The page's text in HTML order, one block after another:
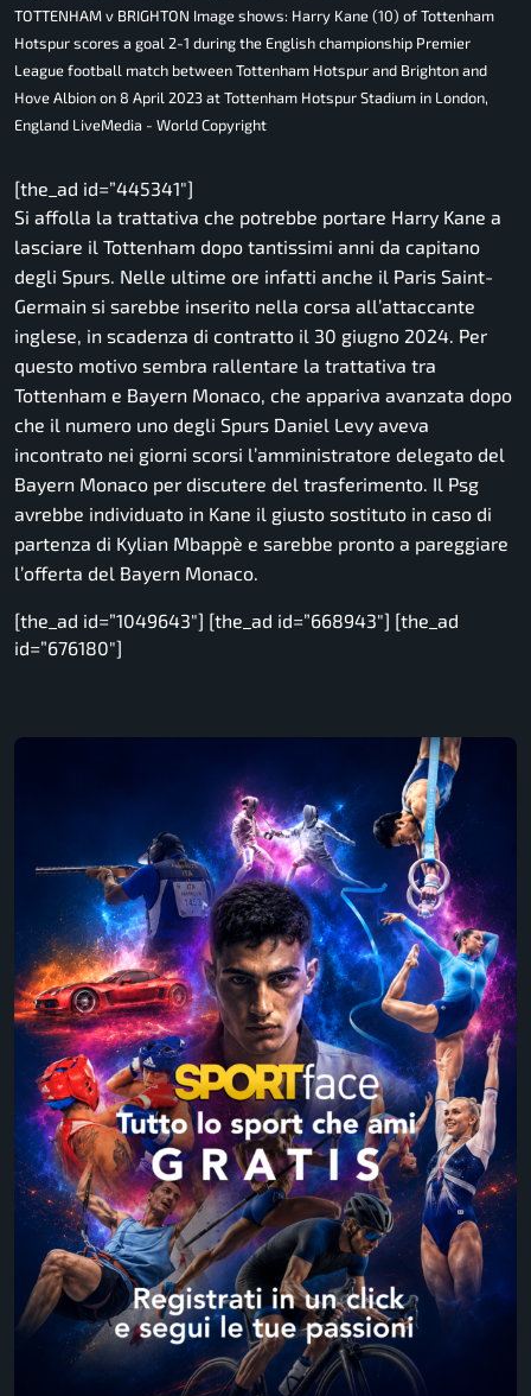
TOTTENHAM v BRIGHTON Image shows: Harry Kane (10) of Tottenham
Hotspur scores a goal 2-1 during the English championship Premier
League football match between Tottenham Hotspur and Brighton and
Hove Albion on 8 April 2023 at Tottenham Hotspur Stadium in London,
England LiveMedia - World Copyright
[the_ad id=”445341″]
Si affolla la trattativa che potrebbe portare Harry Kane a
lasciare il Tottenham dopo tantissimi anni da capitano
degli Spurs. Nelle ultime ore infatti anche il Paris Saint-
Germain si sarebbe inserito nella corsa all’attaccante
inglese, in scadenza di contratto il 30 giugno 2024. Per
questo motivo sembra rallentare la trattativa tra
Tottenham e Bayern Monaco, che appariva avanzata dopo
che il numero uno degli Spurs Daniel Levy aveva
incontrato nei giorni scorsi l’amministratore delegato del
Bayern Monaco per discutere del trasferimento. Il Psg
avrebbe individuato in Kane il giusto sostituto in caso di
partenza di Kylian Mbappè e sarebbe pronto a pareggiare
l’offerta del Bayern Monaco.
[the_ad id=”1049643″] [the_ad id=”668943″] [the_ad
id=”676180″]